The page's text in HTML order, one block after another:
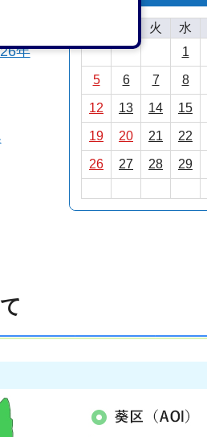
火 水
1
5 6 7 8
12 13 14 15
19 20 21 22
26 27 28 29
年